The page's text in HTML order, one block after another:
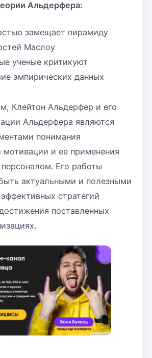
Альдерфера:
замещает пирамиду
Маслоу
ученые критикуют
эмпирических данных
Клейтон Альдерфер и его
Альдерфера являются
понимания
мотивации и ее применения
Его работы
актуальными и полезными
стратегий
поставленных